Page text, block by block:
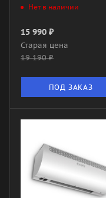
Нет в наличии
15 990 ₽
Старая цена
19 190₽
ПОД ЗАКАЗ